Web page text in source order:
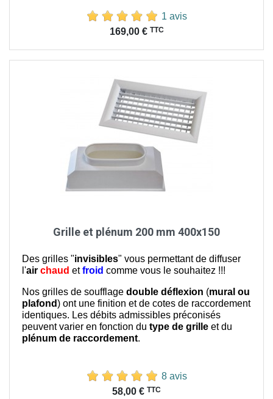
1 avis
169,00 € TTC
Grille et plénum 200 mm 400x150
Des grilles "invisibles" vous permettant de diffuser
l'air chaud etfroid comme vous le souhaitez !!!
Nos grilles de soufflage double déflexion (mural ou
plafond) ont une finition et de cotes de raccordement
identiques. Les débits admissibles préconisés
peuvent varier en fonction du type de grille et du
plénum de raccordement.
8 avis
58,00 € TTC